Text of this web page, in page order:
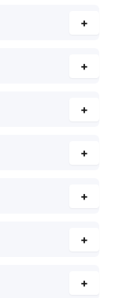
+
+
+
+
+
+
+